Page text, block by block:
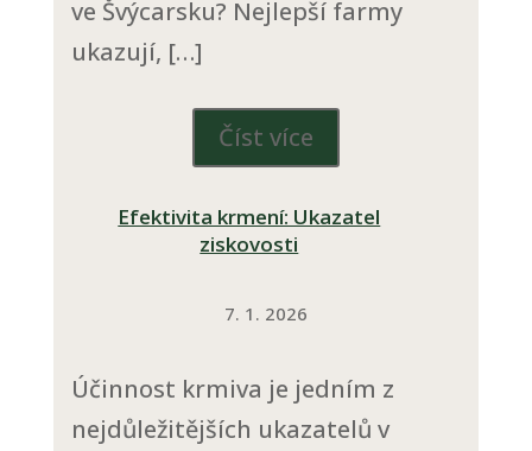
ve Švýcarsku? Nejlepší farmy
ukazují, […]
Číst více
Efektivita krmení: Ukazatel
ziskovosti
7. 1. 2026
Účinnost krmiva je jedním z
nejdůležitějších ukazatelů v